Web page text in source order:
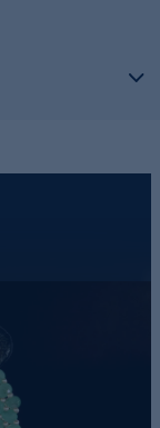
werden unsere
und seitens des
Unter
auf